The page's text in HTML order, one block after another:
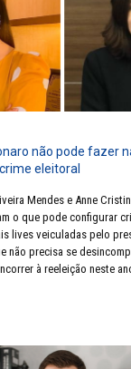
não pode fazer
eleitoral
Mendes e Anne
o que pode configurar
lives veiculadas pelo
não precisa se
à reeleição neste